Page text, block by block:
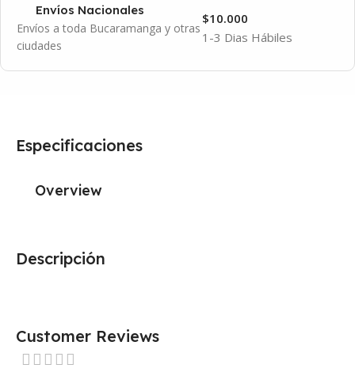
Envíos Nacionales
Envíos a toda Bucaramanga y otras
ciudades
1-3 Dias Hábiles
$10.000
Descripción
Especificaciones
Overview
Customer Reviews